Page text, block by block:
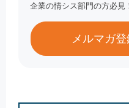
企業の情シス部門の方必見
メルマガ